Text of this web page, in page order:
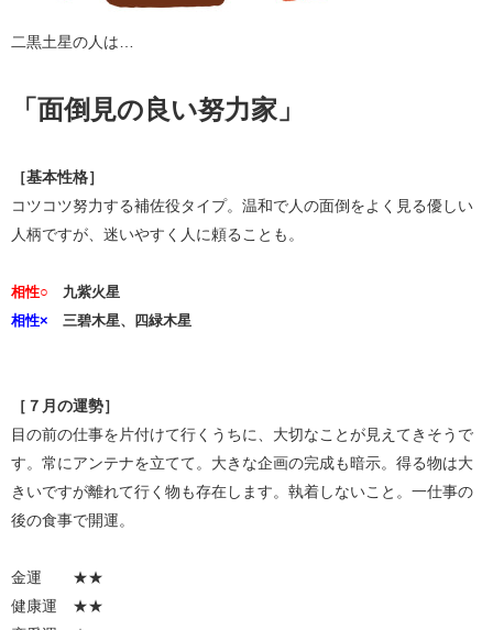
二黒土星の人は…
「面倒見の良い努力家」
［基本性格］
コツコツ努力する補佐役タイプ。温和で人の面倒をよく見る優しい
人柄ですが、迷いやすく人に頼ることも。
相性○ 九紫火星
相性× 三碧木星、四緑木星
［７月の運勢］
目の前の仕事を片付けて行くうちに、大切なことが見えてきそうで
す。常にアンテナを立てて。大きな企画の完成も暗示。得る物は大
きいですが離れて行く物も存在します。執着しないこと。一仕事の
後の食事で開運。
金運 ★★
健康運 ★★